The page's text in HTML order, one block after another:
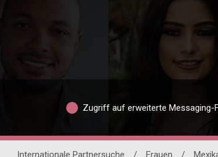
Zugriff auf erweiterte Messaging-
Internationale Partnersuche / Frauen /